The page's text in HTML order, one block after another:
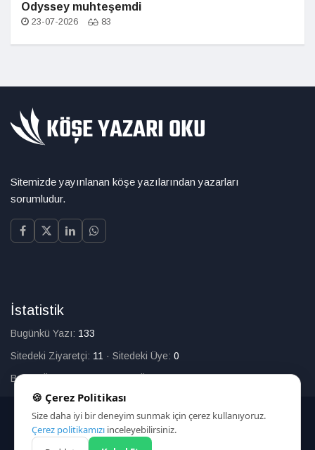
Odyssey muhteşemdi
23-07-2026 83
Sitemizde yayınlanan köşe yazılarından yazarları
sorumludur.
İstatistik
Bugünkü Yazı: 133
Sitedeki Ziyaretçi: 11 · Sitedeki Üye: 0
Bugün Üye Olan:0·Toplam Üye:226
© 2025
🍪 Çerez Politikası
Size daha iyi bir deneyim sunmak için çerez kullanıyoruz.
Çerez politikamızı inceleyebilirsiniz.